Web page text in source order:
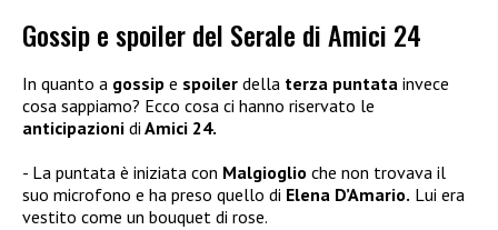
Gossip e spoiler del Serale di Amici 24
In quanto a gossip e spoiler della terza puntata invece
cosa sappiamo? Ecco cosa ci hanno riservato le
anticipazioni di Amici 24.
La puntata è iniziata con Malgioglio che non trovava il
suo microfono e ha preso quello di Elena D’Amario. Lui era
vestito come un bouquet di rose.